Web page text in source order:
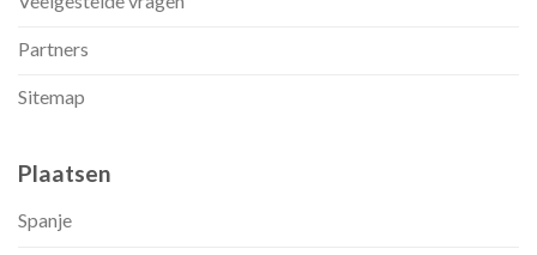
Partners
Sitemap
Plaatsen
Spanje